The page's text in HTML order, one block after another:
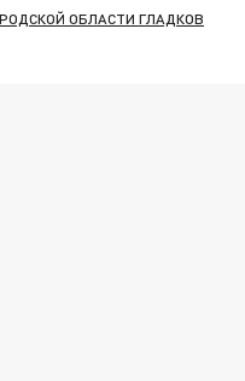
ОБЛАСТИ ГЛАДКОВ